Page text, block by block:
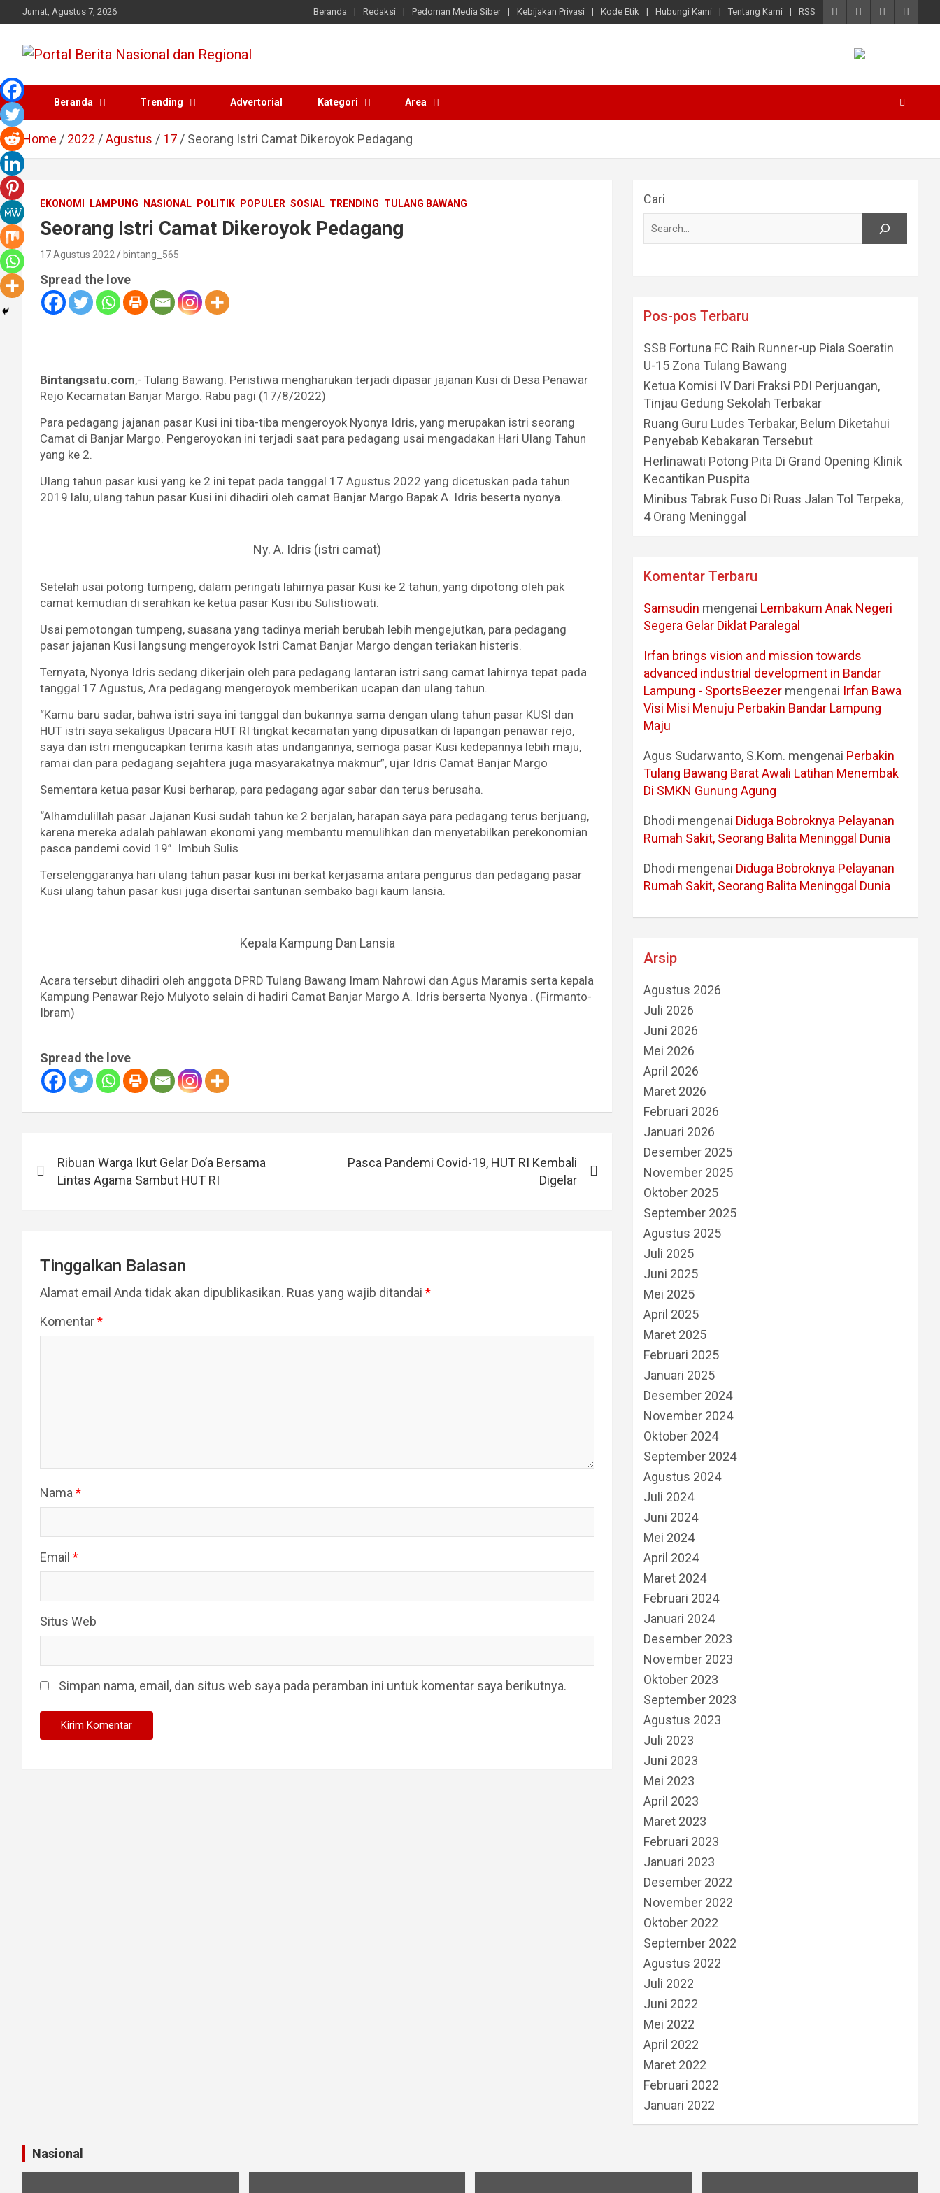
to
content
Jumat, Agustus 7, 2026 Beranda Redaksi Pedoman Media Siber Kebijakan Privasi Kode Etik Hubungi Kami Tentang Kami RSS
Portal Berita Nasional
dan Regional
Beranda Trending Advertorial Kategori Area
Home 2022 Agustus 17 Seorang Istri Camat Dikeroyok Pedagang
EKONOMI LAMPUNG NASIONAL POLITIK POPULER SOSIAL TRENDING TULANG BAWANG
Seorang Istri Camat Dikeroyok Pedagang
17 Agustus 2022 bintang_565
Spread the love
Bintangsatu.com,- Tulang Bawang. Peristiwa mengharukan terjadi dipasar jajanan Kusi di Desa Penawar
Rejo Kecamatan Banjar Margo. Rabu pagi (17/8/2022)
Para pedagang jajanan pasar Kusi ini tiba-tiba mengeroyok Nyonya Idris, yang merupakan istri seorang
Camat di Banjar Margo. Pengeroyokan ini terjadi saat para pedagang usai mengadakan Hari Ulang Tahun
yang ke 2.
Ulang tahun pasar kusi yang ke 2 ini tepat pada tanggal 17 Agustus 2022 yang dicetuskan pada tahun
2019 lalu, ulang tahun pasar Kusi ini dihadiri oleh camat Banjar Margo Bapak A. Idris beserta nyonya.
Ny. A. Idris (istri camat)
Setelah usai potong tumpeng, dalam peringati lahirnya pasar Kusi ke 2 tahun, yang dipotong oleh pak
camat kemudian di serahkan ke ketua pasar Kusi ibu Sulistiowati.
Usai pemotongan tumpeng, suasana yang tadinya meriah berubah lebih mengejutkan, para pedagang
pasar jajanan Kusi langsung mengeroyok Istri Camat Banjar Margo dengan teriakan histeris.
Ternyata, Nyonya Idris sedang dikerjain oleh para pedagang lantaran istri sang camat lahirnya tepat pada
tanggal 17 Agustus, Ara pedagang mengeroyok memberikan ucapan dan ulang tahun.
“Kamu baru sadar, bahwa istri saya ini tanggal dan bukannya sama dengan ulang tahun pasar KUSI dan
HUT istri saya sekaligus Upacara HUT RI tingkat kecamatan yang dipusatkan di lapangan penawar rejo,
saya dan istri mengucapkan terima kasih atas undangannya, semoga pasar Kusi kedepannya lebih maju,
ramai dan para pedagang sejahtera juga masyarakatnya makmur”, ujar Idris Camat Banjar Margo
Sementara ketua pasar Kusi berharap, para pedagang agar sabar dan terus berusaha.
“Alhamdulillah pasar Jajanan Kusi sudah tahun ke 2 berjalan, harapan saya para pedagang terus berjuang,
karena mereka adalah pahlawan ekonomi yang membantu memulihkan dan menyetabilkan perekonomian
pasca pandemi covid 19”. Imbuh Sulis
Terselenggaranya hari ulang tahun pasar kusi ini berkat kerjasama antara pengurus dan pedagang pasar
Kusi ulang tahun pasar kusi juga disertai santunan sembako bagi kaum lansia.
Kepala Kampung Dan Lansia
Acara tersebut dihadiri oleh anggota DPRD Tulang Bawang Imam Nahrowi dan Agus Maramis serta kepala
Kampung Penawar Rejo Mulyoto selain di hadiri Camat Banjar Margo A. Idris berserta Nyonya . (Firmanto-
Ibram)
Spread the love
pos
Ribuan Warga Ikut Gelar Do’a Bersama
Lintas Agama Sambut HUT RI
Pasca Pandemi Covid-19, HUT RI Kembali
Digelar
Tinggalkan Balasan
Alamat email Anda tidak akan dipublikasikan. Ruas yang wajib ditandai *
Komentar*
Nama *
Email *
Situs Web
Simpan nama, email, dan situs web saya pada peramban ini untuk komentar saya berikutnya.
Cari
Pos-pos Terbaru
SSB Fortuna FC Raih Runner-up Piala Soeratin
U-15 Zona Tulang Bawang
Ketua Komisi IV Dari Fraksi PDI Perjuangan,
Tinjau Gedung Sekolah Terbakar
Ruang Guru Ludes Terbakar, Belum Diketahui
Penyebab Kebakaran Tersebut
Herlinawati Potong Pita Di Grand Opening Klinik
Kecantikan Puspita
Minibus Tabrak Fuso Di Ruas Jalan Tol Terpeka,
4 Orang Meninggal
Komentar Terbaru
Samsudin mengenai Lembakum Anak Negeri
Segera Gelar Diklat Paralegal
Irfan brings vision and mission towards
advanced industrial development in Bandar
Lampung - SportsBeezer mengenai Irfan Bawa
Visi Misi Menuju Perbakin Bandar Lampung
Maju
Agus Sudarwanto, S.Kom. mengenai Perbakin
Tulang Bawang Barat Awali Latihan Menembak
Di SMKN Gunung Agung
Dhodi mengenai Diduga Bobroknya Pelayanan
Rumah Sakit, Seorang Balita Meninggal Dunia
Dhodi mengenai Diduga Bobroknya Pelayanan
Rumah Sakit, Seorang Balita Meninggal Dunia
Arsip
Agustus 2026
Juli 2026
Juni 2026
Mei 2026
April 2026
Maret 2026
Februari 2026
Januari 2026
Desember 2025
November 2025
Oktober 2025
September 2025
Agustus 2025
Juli 2025
Juni 2025
Mei 2025
April 2025
Maret 2025
Februari 2025
Januari 2025
Desember 2024
November 2024
Oktober 2024
September 2024
Agustus 2024
Juli 2024
Juni 2024
Mei 2024
April 2024
Maret 2024
Februari 2024
Januari 2024
Desember 2023
November 2023
Oktober 2023
September 2023
Agustus 2023
Juli 2023
Juni 2023
Mei 2023
April 2023
Maret 2023
Februari 2023
Januari 2023
Desember 2022
November 2022
Oktober 2022
September 2022
Agustus 2022
Juli 2022
Juni 2022
Mei 2022
April 2022
Maret 2022
Februari 2022
Januari 2022
Nasional